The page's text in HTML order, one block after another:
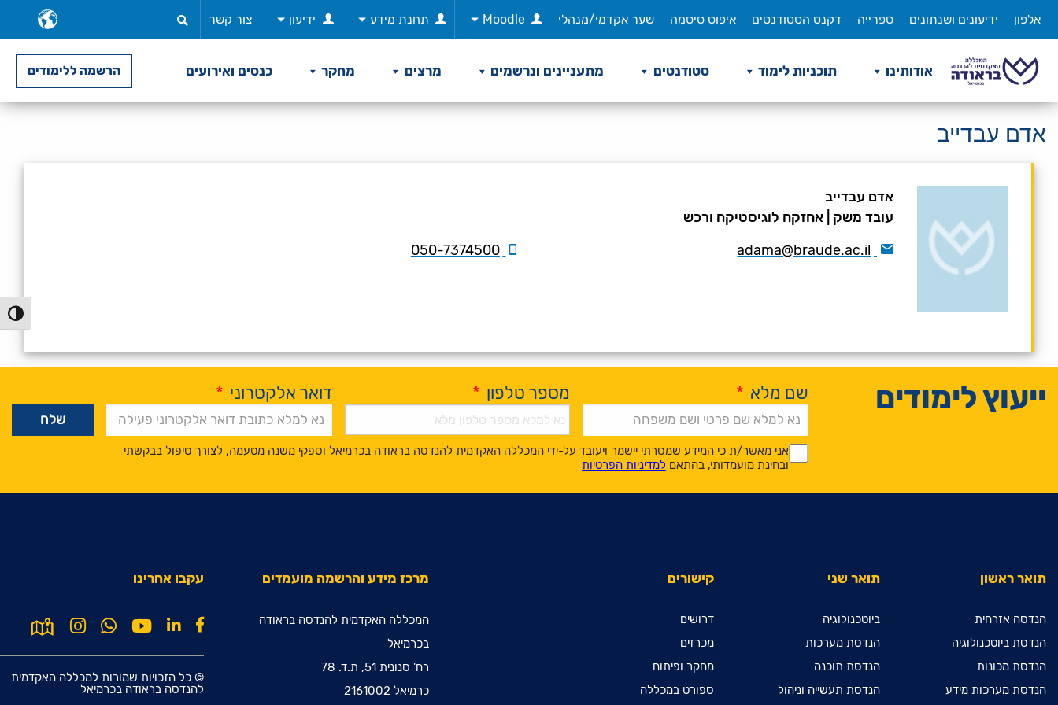
לתוכן
אלפון ידיעונים ושנתונים ספרייה דקנט הסטודנטים איפוס סיסמה שער אקדמי/מנהלי Moodle תחנת מידע ידיעון צור קשר
אודותינו תוכניות לימוד סטודנטים מתעניינים ונרשמים מרצים מחקר כנסים ואירועים הרשמה ללימודים
אדם עבדייב
אדם עבדייב
עובד משק
אחזקה לוגיסטיקה ורכש
adama@braude.ac.il
‎050-7374500‏
ייעוץ לימודים שם מלא * מספר טלפון * דואר אלקטרוני *
*
*
אני מאשר/ת כי המידע שמסרתי יישמר ויעובד על-ידי המכללה האקדמית להנדסה בראודה בכרמיאל וספקי משנה מטעמה, לצורך טיפול בבקשתי
ובחינת מועמדותי, בהתאם למדיניות הפרטיות
Alternative:
תואר ראשון
הנדסה אזרחית
הנדסת ביוטכנולוגיה
הנדסת מכונות
הנדסת מערכות מידע
תואר שני
ביוטכנולוגיה
הנדסת מערכות
הנדסת תוכנה
הנדסת תעשייה וניהול
קישורים
דרושים
מכרזים
מחקר ופיתוח
ספורט במכללה
מרכז מידע והרשמה מועמדים
המכללה האקדמית להנדסה בראודה
בכרמיאל
רח' סנונית 51, ת.ד. 78
כרמיאל 2161002
עקבו אחרינו
© כל הזכויות שמורות למכללה האקדמית
להנדסה בראודה בכרמיאל